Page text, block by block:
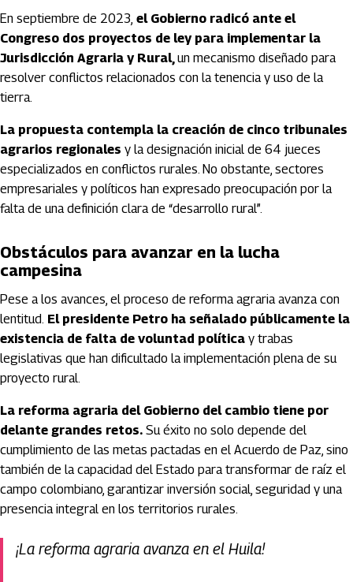
En septiembre de 2023, el Gobierno radicó ante el
Congreso dos proyectos de ley para implementar la
Jurisdicción Agraria y Rural,un mecanismo diseñado para
resolver conflictos relacionados con la tenencia y uso de la
tierra.
La propuesta contempla la creación de cinco tribunales
agrarios regionales y la designación inicial de 64 jueces
especializados en conflictos rurales. No obstante, sectores
empresariales y políticos han expresado preocupación por la
falta de una definición clara de “desarrollo rural”.
Obstáculos para avanzar en la lucha
campesina
Pese a los avances, el proceso de reforma agraria avanza con
lentitud. El presidente Petro ha señalado públicamente la
existencia de falta de voluntad política y trabas
legislativas que han dificultado la implementación plena de su
proyecto rural.
La reforma agraria del Gobierno del cambio tiene por
delante grandes retos. Su éxito no solo depende del
cumplimiento de las metas pactadas en el Acuerdo de Paz, sino
también de la capacidad del Estado para transformar de raíz el
campo colombiano, garantizar inversión social, seguridad y una
presencia integral en los territorios rurales.
¡La reforma agraria avanza en el Huila!